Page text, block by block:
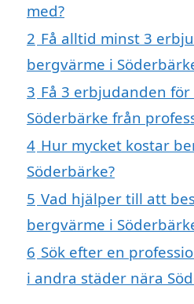
med?
2 Få alltid minst 3
bergvärme i
3 Få 3 erbjudanden
Söderbärke från
4 Hur mycket kostar
Söderbärke?
5 Vad hjälper till att
bergvärme i
6 Sök efter en
i andra städer nära